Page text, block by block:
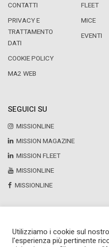
CONTATTI
PRIVACY E
TRATTAMENTO
DATI
COOKIE POLICY
MA2 WEB
FLEET
MICE
EVENTI
SEGUICI SU
MISSIONLINE
MISSION MAGAZINE
MISSION FLEET
MISSIONLINE
MISSIONLINE
Copyright © 2025 by Newsteca
P.Iva 13171520151
Utilizziamo i cookie sul
l'esperienza più pertinente